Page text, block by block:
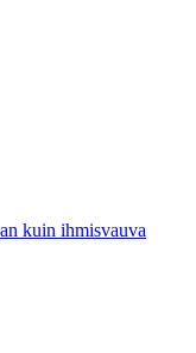
kuin ihmisvauva